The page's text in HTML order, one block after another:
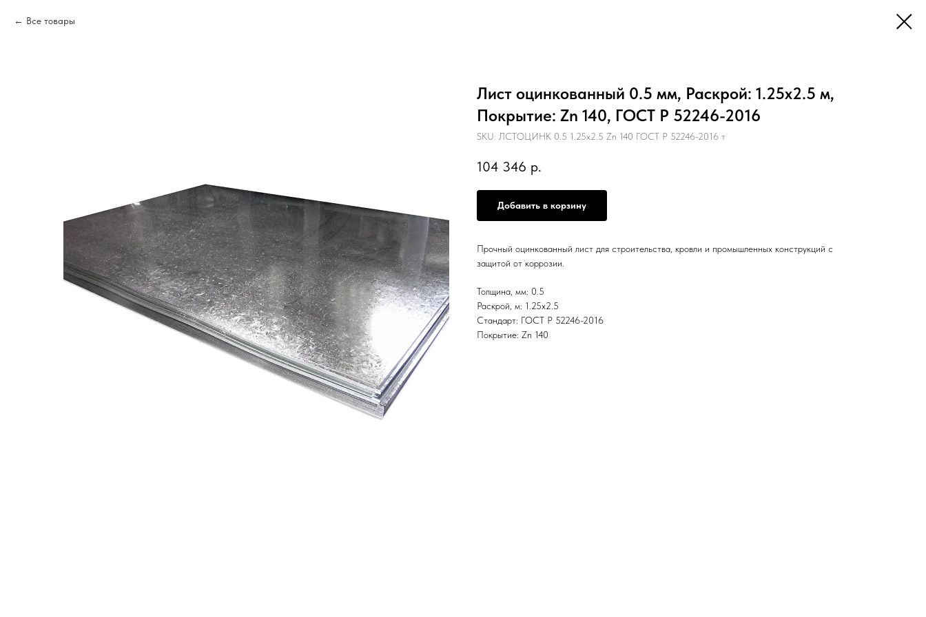
Все товары
Лист оцинкованный 0.5 мм, Раскрой: 1.25х2.5 м,
Покрытие: Zn 140, ГОСТ Р 52246-2016
SKU: ЛСТОЦИНК 0.5 1.25х2.5 Zn 140 ГОСТ Р 52246-2016 т
104 346 р.
Добавить в корзину
Прочный оцинкованный лист для строительства, кровли и промышленных конструкций с
защитой от коррозии.
Толщина, мм: 0.5
Раскрой, м: 1.25х2.5
Стандарт: ГОСТ Р 52246-2016
Покрытие: Zn 140